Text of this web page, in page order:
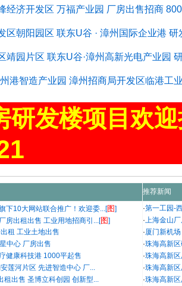
经济开发区 万福产业园 厂房出售招商
区朝阳园区 联东U谷 · 漳州国际企业港
靖园片区 联东U谷·漳州高新光电产业园
港智造产业园 漳州招商局开发区临港工
研发楼项目欢
推荐新闻
下10大网站联合推广！欢迎委...[图]
房出租出售 工业用地招商引...[图]
租 工业土地出售
中心 厂房出售
健康科技港 1000平起售
莲河片区 先进智造中心 厂...
租出售 圣博立科创园 创新型...
·第一工园-
·上海金山
·厦门新机
·珠海高新
·珠海高新
·珠海高新
·珠海高新